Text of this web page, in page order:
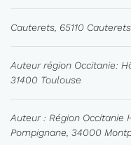
Cauterets, 65110 Cauterets
Auteur région Occitanie:
31400 Toulouse
Auteur : Région Occitanie
Pompignane, 34000